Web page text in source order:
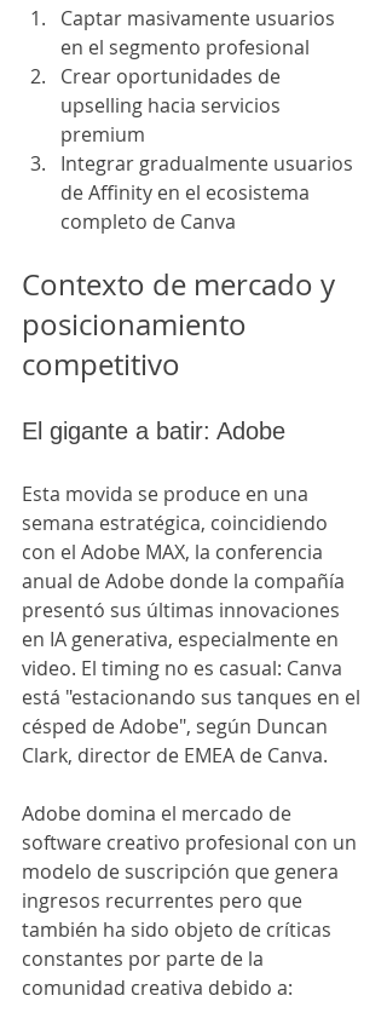
Captar masivamente usuarios
en el segmento profesional
Crear oportunidades de
upselling hacia servicios
premium
Integrar gradualmente usuarios
de Affinity en el ecosistema
completo de Canva
Contexto de mercado y
posicionamiento
competitivo
El gigante a batir: Adobe
Esta movida se produce en una
semana estratégica, coincidiendo
con el Adobe MAX, la conferencia
anual de Adobe donde la compañía
presentó sus últimas innovaciones
en IA generativa, especialmente en
video. El timing no es casual: Canva
está "estacionando sus tanques en el
césped de Adobe", según Duncan
Clark, director de EMEA de Canva.
Adobe domina el mercado de
software creativo profesional con un
modelo de suscripción que genera
ingresos recurrentes pero que
también ha sido objeto de críticas
constantes por parte de la
comunidad creativa debido a: